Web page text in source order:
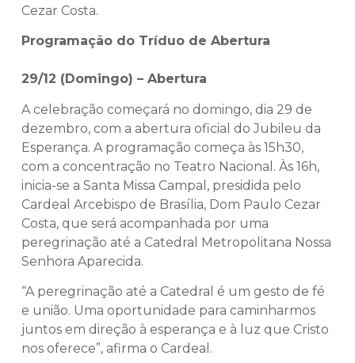
Cezar Costa.
Programação do Tríduo de Abertura
29/12 (Domingo) – Abertura
A celebração começará no domingo, dia 29 de
dezembro, com a abertura oficial do Jubileu da
Esperança. A programação começa às 15h30,
com a concentração no Teatro Nacional. Às 16h,
inicia-se a Santa Missa Campal, presidida pelo
Cardeal Arcebispo de Brasília, Dom Paulo Cezar
Costa, que será acompanhada por uma
peregrinação até a Catedral Metropolitana Nossa
Senhora Aparecida.
“A peregrinação até a Catedral é um gesto de fé
e união. Uma oportunidade para caminharmos
juntos em direção à esperança e à luz que Cristo
nos oferece”, afirma o Cardeal.